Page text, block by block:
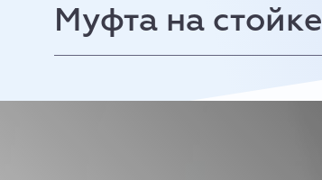
Муфта на стойке